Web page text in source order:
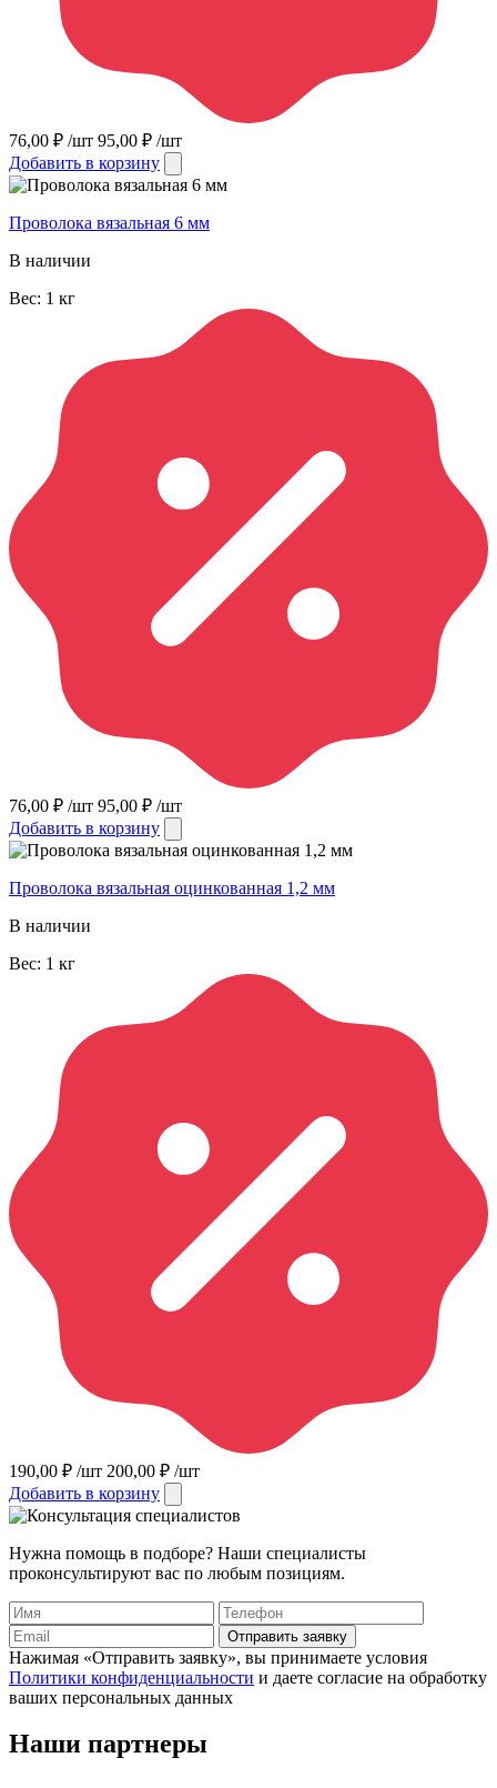
76,00 ₽ /шт 95,00 ₽ /шт
Добавить в корзину
Проволока вязальная 6 мм
В наличии
Вес: 1 кг
76,00 ₽ /шт 95,00 ₽ /шт
Добавить в корзину
Проволока вязальная оцинкованная 1,2 мм
В наличии
Вес: 1 кг
190,00 ₽ /шт 200,00 ₽ /шт
Добавить в корзину
Нужна помощь в подборе? Наши специалисты
проконсультируют вас по любым позициям.
Отправить заявку
Нажимая «Отправить заявку», вы принимаете условия
Политики конфиденциальности и даете согласие на обработку
ваших персональных данных
Наши партнеры